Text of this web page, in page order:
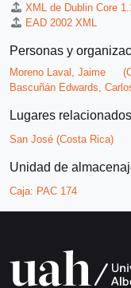
XML de Dublin Core
EAD 2002 XML
Personas y
Moreno Laval, Jaime
Bascuñán Edwards,
Lugares relacionados
San José (Costa Rica)
Unidad de
Caja: PAC 174